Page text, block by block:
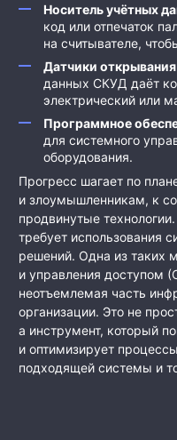
Носитель учётных
код или отпечаток
на считывателе,
Датчики
данных СКУД даёт
электрический или
Программное
для системного
оборудования.
Прогресс шагает по
и злоумышленникам, к
продвинутые
требует использования
решений. Одна из таких
и управления доступом
неотъемлемая часть
организации. Это не
а инструмент, который
и оптимизирует
подходящей системы и